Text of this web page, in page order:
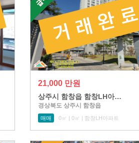
21,000 만원
상주시 함창읍 함창LH아…
경상북도 상주시 함창읍
매매 0㎡ | 0㎡ | 함창LH아파트